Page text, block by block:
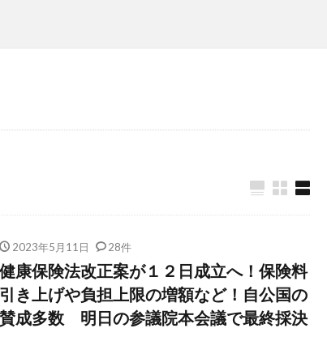
2023年5月11日 28件
健康保険法改正案が１２日成立へ！保険料
引き上げや負担上限の増額など！自公国の
賛成多数 明日の参議院本会議で最終採決